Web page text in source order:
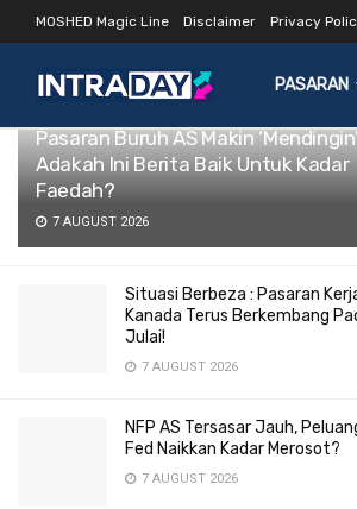
LATEST TRENDING
Pasaran Buruh AS Makin
Adakah Ini Berita Baik Untuk Kadar
Faedah?
7 AUGUST 2026
Situasi Berbeza : Pasaran
Kanada Terus Berkembang
Julai!
7 AUGUST 2026
NFP AS Tersasar Jauh,
Fed Naikkan Kadar Merosot?
7 AUGUST 2026
MOSHED Magic Line Disclaimer Privacy
PASARAN